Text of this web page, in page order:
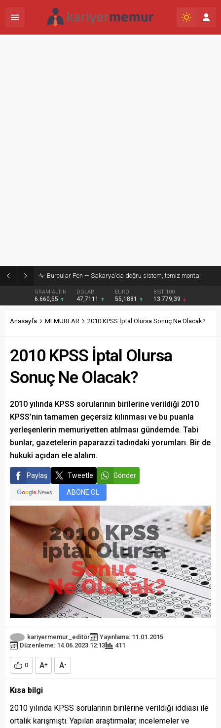
Burcular Pen — Sakarya’da doğru sistem, temiz montaj
GRAM ALTIN
6.660,55
DOLAR
47,7111
EURO
55,1881
BIST 100
13.779,39
Anasayfa MEMURLAR 2010 KPSS İptal Olursa Sonuç Ne Olacak?
2010 KPSS İptal Olursa
Sonuç Ne Olacak?
2010 yılında KPSS sorularının birilerine verildiği 2010
KPSS’nin tamamen geçersiz kılınması ve bu puanla
yerleşenlerin memuriyetten atılması gündemde. Tabi
bunlar, gazetelerin paparazzi tadındaki yorumları. Bir de
hukuki açıdan ele alalım.
Paylaş Tweetle Gönder
ABONE OL
kariyermemur_editör
Yayınlama: 11.01.2015
Düzenleme: 14.06.2023 12:13
411
0 A+ A-
Kısa bilgi
2010 yılında KPSS sorularının birilerine verildiği iddiası ile
ortalık karışmıştı. Yapılan araştırmalar, incelemeler ve